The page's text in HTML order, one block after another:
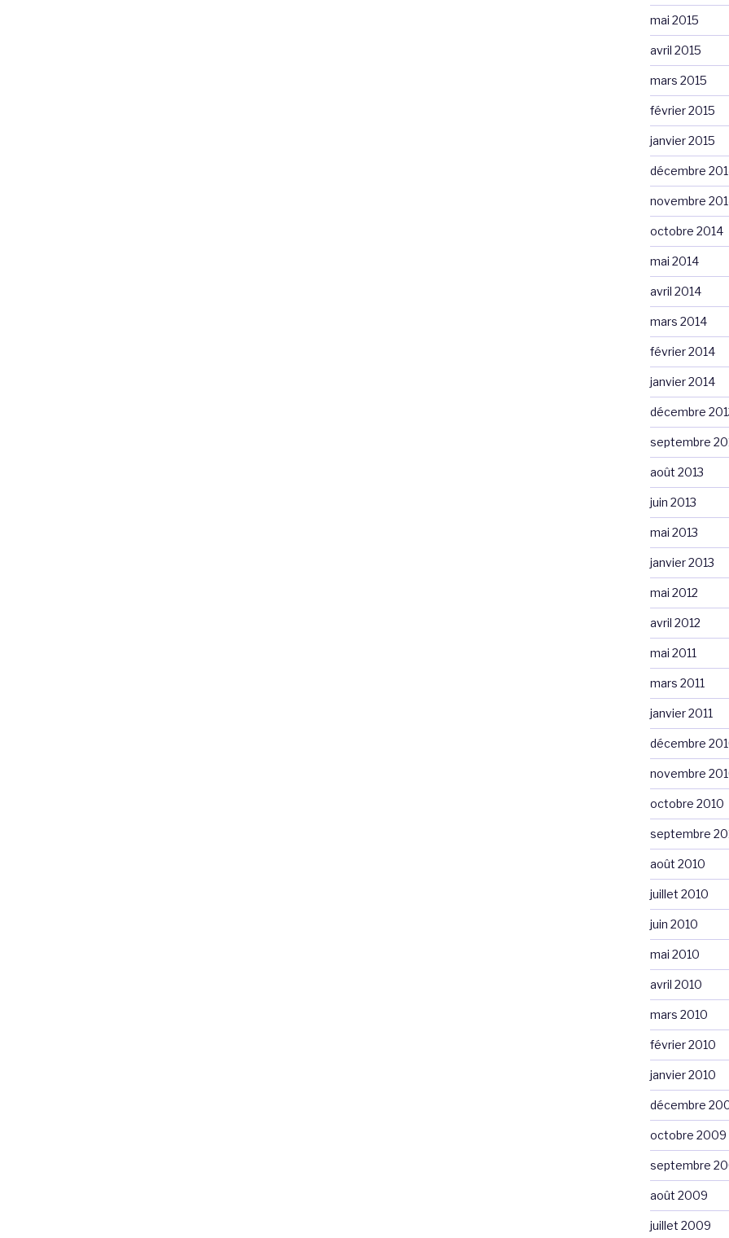
mai 2015
avril 2015
mars 2015
février 2015
janvier 2015
décembre
novembre
octobre 2014
mai 2014
avril 2014
mars 2014
février 2014
janvier 2014
décembre
septembre
août 2013
juin 2013
mai 2013
janvier 2013
mai 2012
avril 2012
mai 2011
mars 2011
janvier 2011
décembre
novembre
octobre 2010
septembre
août 2010
juillet 2010
juin 2010
mai 2010
avril 2010
mars 2010
février 2010
janvier 2010
décembre
octobre 2009
septembre
août 2009
juillet 2009